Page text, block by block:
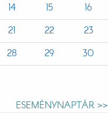
14 15
16
21 22
23
28 29
30
ESEMÉNYNAPTÁR >>